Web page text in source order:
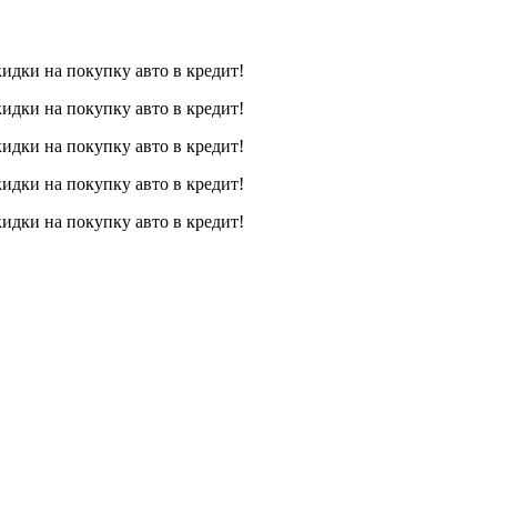
на покупку авто в кредит!
на покупку авто в кредит!
на покупку авто в кредит!
на покупку авто в кредит!
на покупку авто в кредит!